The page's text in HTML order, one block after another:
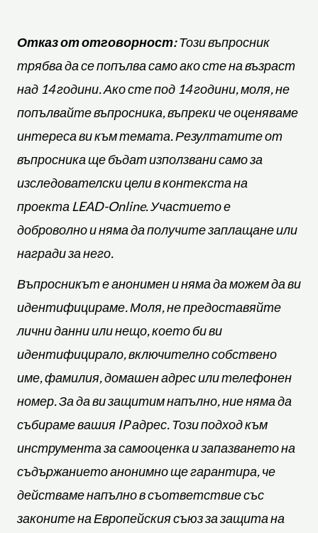
Отказ от отговорност:Този въпросник
трябва да се попълва само ако сте на възраст
над 14 години. Ако сте под 14 години, моля, не
попълвайте въпросника, въпреки че оценяваме
интереса ви към темата. Резултатите от
въпросника ще бъдат използвани само за
изследователски цели в контекста на
проекта LEAD-Online. Участието е
доброволно и няма да получите заплащане или
награди за него.
Въпросникът е анонимен и няма да можем да ви
идентифицираме. Моля, не предоставяйте
лични данни или нещо, което би ви
идентифицирало, включително собствено
име, фамилия, домашен адрес или телефонен
номер. За да ви защитим напълно, ние няма да
събираме вашия IP адрес. Този подход към
инструмента за самооценка и запазването на
съдържанието анонимно ще гарантира, че
действаме напълно в съответствие със
законите на Европейския съюз за защита на